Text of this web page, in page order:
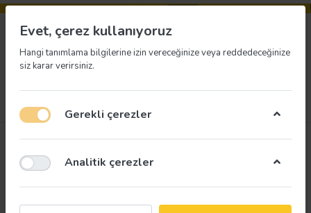
Evet, çerez kullanıyoruz
Hangi tanımlama bilgilerine izin vereceğinize veya reddedeceğinize
siz karar verirsiniz.
Gerekli çerezler
Analitik çerezler